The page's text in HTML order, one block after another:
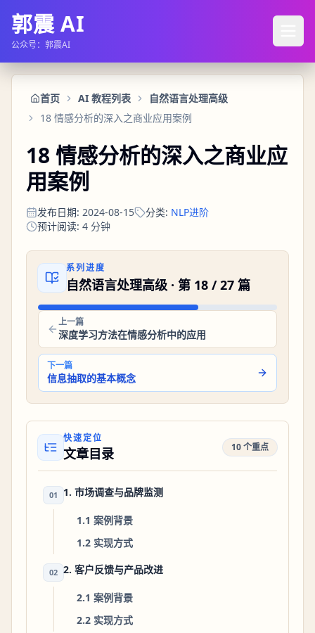
郭震 AI
公众号：郭震AI
首页 AI 教程列表
自然语言处理高级
18 情感分析的深入之商业应用案例
18 情感分析的深入之商业应
用案例
发布日期: 2024-08-15 分类: NLP进阶
预计阅读: 4 分钟
系列进度
自然语言处理高级 · 第 18 /27 篇
上一篇
深度学习方法在情感分析中的应用
下一篇
信息抽取的基本概念
快速定位
文章目录 10 个重点
01 1. 市场调查与品牌监测
1.1 案例背景
1.2 实现方式
02 2. 客户反馈与产品改进
2.1 案例背景
2.2 实现方式